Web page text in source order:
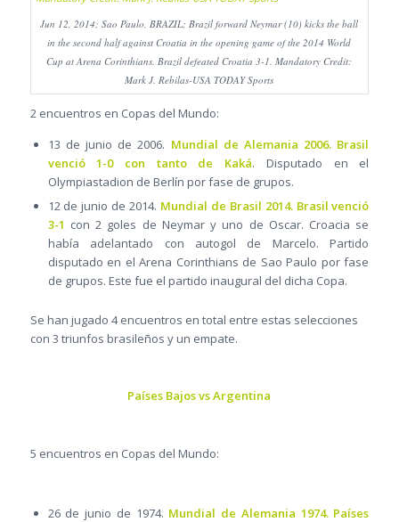
Jun 12, 2014; Sao Paulo, BRAZIL; Brazil forward Neymar (10) kicks the ball
in the second half against Croatia in the opening game of the 2014 World
Cup at Arena Corinthians. Brazil defeated Croatia 3-1. Mandatory Credit:
Mark J. Rebilas-USA TODAY Sports
2 encuentros en Copas del Mundo:
13 de junio de 2006. Mundial de Alemania 2006. Brasil
venció 1-0 con tanto de Kaká. Disputado en el
Olympiastadion de Berlín por fase de grupos.
12 de junio de 2014. Mundial de Brasil 2014. Brasil venció
3-1 con 2 goles de Neymar y uno de Oscar. Croacia se
había adelantado con autogol de Marcelo. Partido
disputado en el Arena Corinthians de Sao Paulo por fase
de grupos. Este fue el partido inaugural del dicha Copa.
Se han jugado 4 encuentros en total entre estas selecciones
con 3 triunfos brasileños y un empate.
Países Bajos vs Argentina
5 encuentros en Copas del Mundo:
26 de junio de 1974. Mundial de Alemania 1974. Países